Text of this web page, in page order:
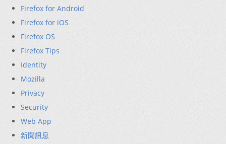
Firefox for Android
Firefox for iOS
Firefox OS
Firefox Tips
Identity
Mozilla
Privacy
Security
Web App
新聞訊息